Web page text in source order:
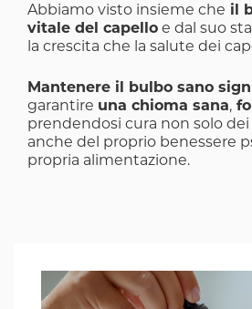
Abbiamo visto insieme che il
vitale del capello e dal suo
la crescita che la salute dei
Mantenere il bulbo sano
garantire una chioma sana,
prendendosi cura non solo
anche del proprio benessere
propria alimentazione.